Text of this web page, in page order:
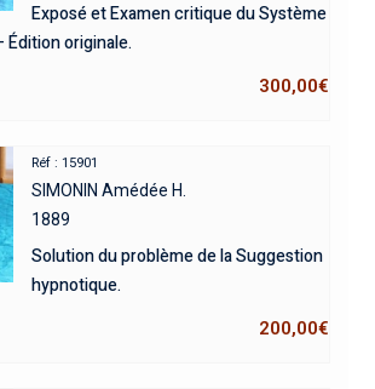
Exposé et Examen critique du Système
originale.
300,00€
Réf : 15901
SIMONIN Amédée H.
1889
Solution du problème de la Suggestion
hypnotique.
200,00€